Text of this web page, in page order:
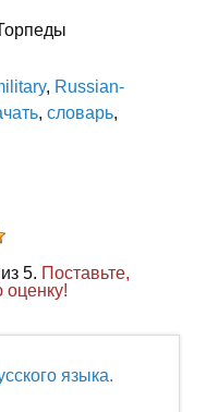
, Russian-
, словарь,
5. Поставьте,
оценку!
языка.